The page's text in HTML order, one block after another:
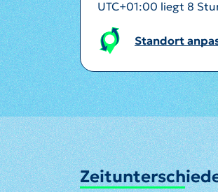
UTC+01:00 liegt 8
Standort